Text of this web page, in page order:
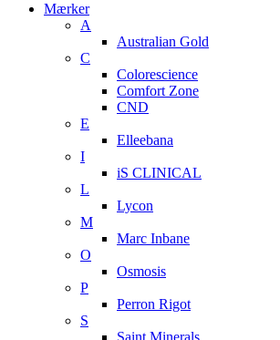
Mærker
A
Australian Gold
C
Colorescience
Comfort Zone
CND
E
Elleebana
I
iS CLINICAL
L
Lycon
M
Marc Inbane
O
Osmosis
P
Perron Rigot
S
Saint Minerals